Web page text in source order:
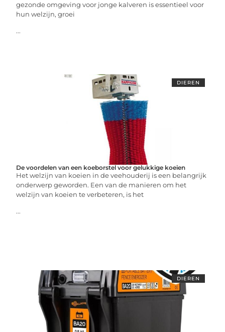
gezonde omgeving voor jonge kalveren is essentieel voor
hun welzijn, groei
...
DIEREN
De voordelen van een koeborstel voor gelukkige koeien
Het welzijn van koeien in de veehouderij is een belangrijk
onderwerp geworden. Een van de manieren om het
welzijn van koeien te verbeteren, is het
...
DIEREN